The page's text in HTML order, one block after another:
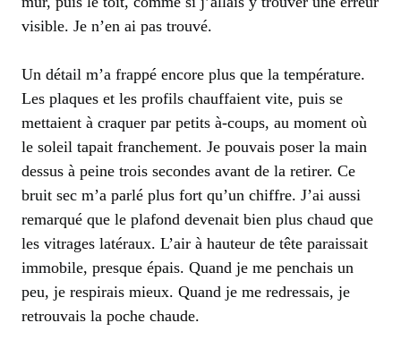
visible. Je n’en ai pas trouvé.
Un détail m’a frappé encore plus que la température.
Les plaques et les profils chauffaient vite, puis se
mettaient à craquer par petits à-coups, au moment où
le soleil tapait franchement. Je pouvais poser la main
dessus à peine trois secondes avant de la retirer. Ce
bruit sec m’a parlé plus fort qu’un chiffre. J’ai aussi
remarqué que le plafond devenait bien plus chaud que
les vitrages latéraux. L’air à hauteur de tête paraissait
immobile, presque épais. Quand je me penchais un
peu, je respirais mieux. Quand je me redressais, je
retrouvais la poche chaude.